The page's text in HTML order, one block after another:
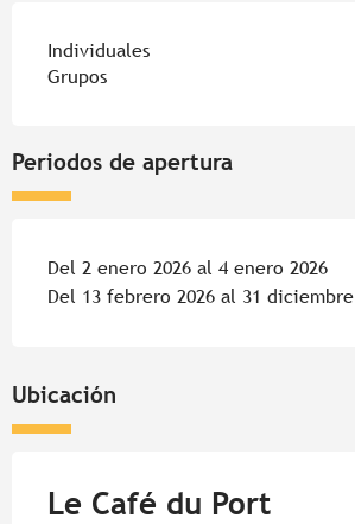
Individuales
Grupos
Periodos de apertura
Del 2 enero 2026 al 4 enero 2026
Del 13 febrero 2026 al 31 diciembre
Ubicación
Le Café du Port